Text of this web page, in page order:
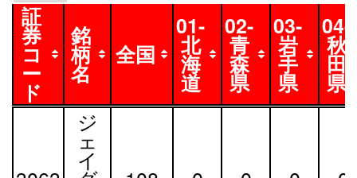
証
券
コ
ー
ド
銘
柄
名
全国
01-
北
海
道
02-
青
森
県
03-
岩
手
県
04-
秋
田
県
証
銘
柄
名
全国 01- 02- 03- 04-
ジ
ェ
イ